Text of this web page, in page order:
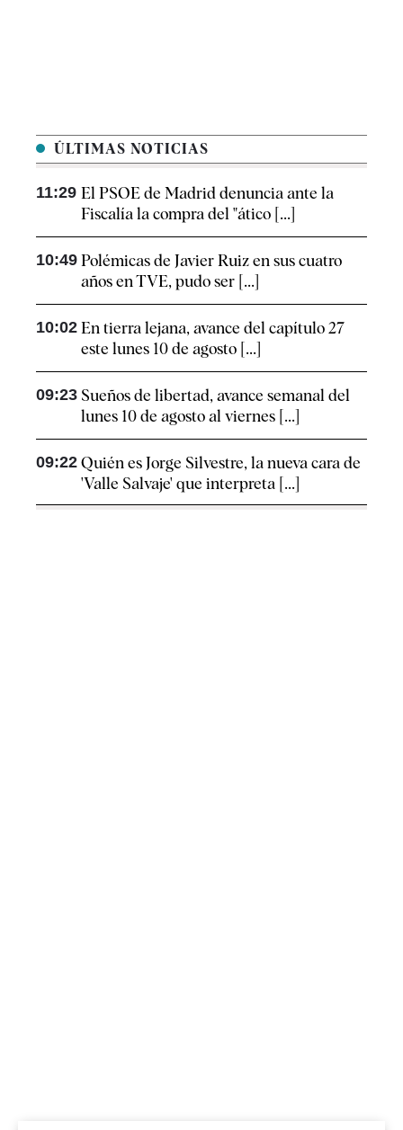
ÚLTIMAS NOTICIAS
11:29 El PSOE de Madrid denuncia ante la
Fiscalía la compra del "ático [...]
10:49 Polémicas de Javier Ruiz en sus cuatro
años en TVE, pudo ser [...]
10:02 En tierra lejana, avance del capítulo 27
este lunes 10 de agosto [...]
09:23 Sueños de libertad, avance semanal del
lunes 10 de agosto al viernes [...]
09:22 Quién es Jorge Silvestre, la nueva cara de
'Valle Salvaje' que interpreta [...]